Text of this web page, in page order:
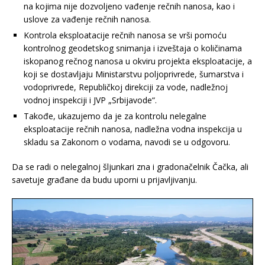
na kojima nije dozvoljeno vađenje rečnih nanosa, kao i
uslove za vađenje rečnih nanosa.
Kontrola eksploatacije rečnih nanosa se vrši pomoću
kontrolnog geodetskog snimanja i izveštaja o količinama
iskopanog rečnog nanosa u okviru projekta eksploatacije, a
koji se dostavljaju Ministarstvu poljoprivrede, šumarstva i
vodoprivrede, Republičkoj direkciji za vode, nadležnoj
vodnoj inspekciji i JVP „Srbijavode“.
Takođe, ukazujemo da je za kontrolu nelegalne
eksploatacije rečnih nanosa, nadležna vodna inspekcija u
skladu sa Zakonom o vodama, navodi se u odgovoru.
Da se radi o nelegalnoj šljunkari zna i gradonačelnik Čačka, ali
savetuje građane da budu uporni u prijavljivanju.